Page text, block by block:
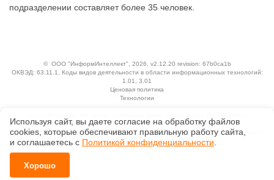
подразделении составляет более 35 человек.
© ООО "ИнформИнтеллект" , 2026, v2.12.20 revision: 67b0ca1b
ОКВЭД: 63.11.1, Коды видов деятельности в области информационных технологий:
1.01, 3.01
Ценовая политика
Технологии
Положение по обработке и защите персональных данных
Справка о регистрации продуктов АО «Кодекс» в Реестре российского программного
обеспечения
Используя сайт, вы даете согласие на обработку файлов
сооkiеs, которые обеспечивают правильную работу сайта,
и соглашаетесь с Политикой конфиденциальности
Хорошо